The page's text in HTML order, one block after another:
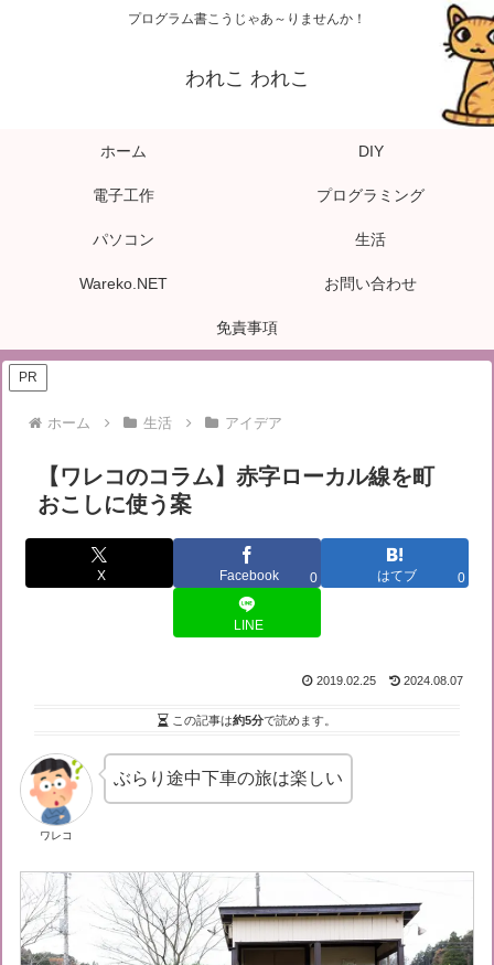
プログラム書こうじゃあ～りませんか！
われこ われこ
ホーム DIY
電子工作 プログラミング
パソコン 生活
Wareko.NET お問い合わせ
免責事項
PR
ホーム 生活 アイデア
【ワレコのコラム】赤字ローカル線を町
おこしに使う案
X Facebook 0 はてブ 0
LINE
2019.02.25 2024.08.07
この記事は約5分で読めます。
ワレコ
ぶらり途中下車の旅は楽しい